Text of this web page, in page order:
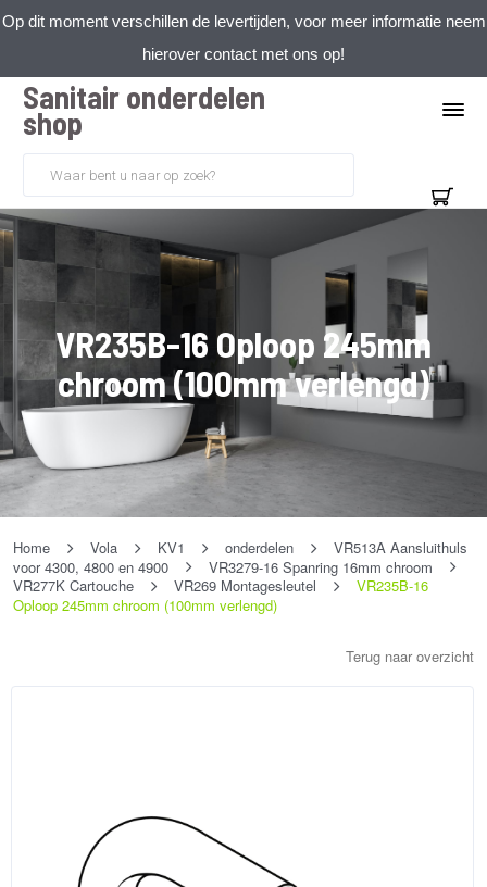
Op dit moment verschillen de levertijden, voor meer informatie neem
hierover contact met ons op!
Sanitair onderdelen
shop
VR235B-16 Oploop 245mm
chroom (100mm verlengd)
Home Vola KV1 onderdelen
VR513A Aansluithuls
voor 4300, 4800 en 4900
VR3279-16 Spanring 16mm chroom
VR277K Cartouche
VR269 Montagesleutel
VR235B-16
Oploop 245mm chroom (100mm verlengd)
Terug naar overzicht